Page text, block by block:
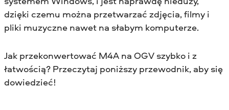
dzięki czemu można przetwarzać zdjęcia, filmy i
pliki muzyczne nawet na słabym komputerze.
Jak przekonwertować M4A na OGV szybko i z
łatwością? Przeczytaj poniższy przewodnik, aby się
dowiedzieć!